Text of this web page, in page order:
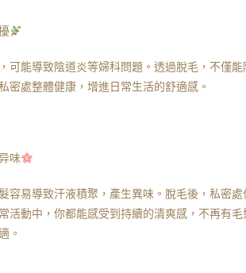
可能導致陰道炎等婦科問題。透過脫毛，不僅
密處整體健康，增進日常生活的舒適感。
味
容易導致汗液積聚，產生異味。脫毛後，私密
活動中，你都能感受到持續的清爽感，不再有
。